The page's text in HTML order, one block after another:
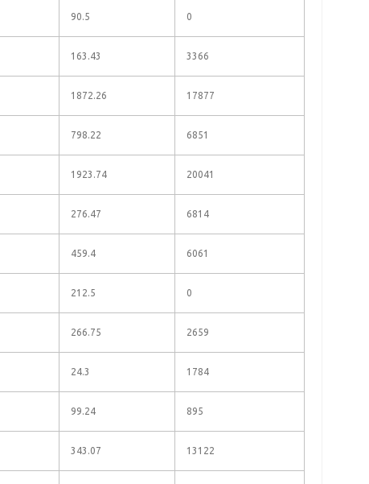
90.5 0
163.43 3366
1872.26 17877
798.22 6851
1923.74 20041
276.47 6814
459.4 6061
212.5 0
266.75 2659
24.3 1784
99.24 895
343.07 13122